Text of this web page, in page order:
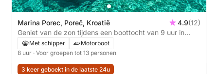
Marina Porec, Poreč, Kroatië 4.9(12)
Geniet van de zon tijdens een boottocht van 9 uur in
Poreč.Met schipper
Motorboot
8 uur · Voor groepen tot 13 personen
3 keer geboekt in de laatste 24u